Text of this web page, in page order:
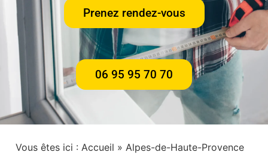
Prenez rendez-vous
06 95 95 70 70
Vous êtes ici : Accueil » Alpes-de-Haute-Provence